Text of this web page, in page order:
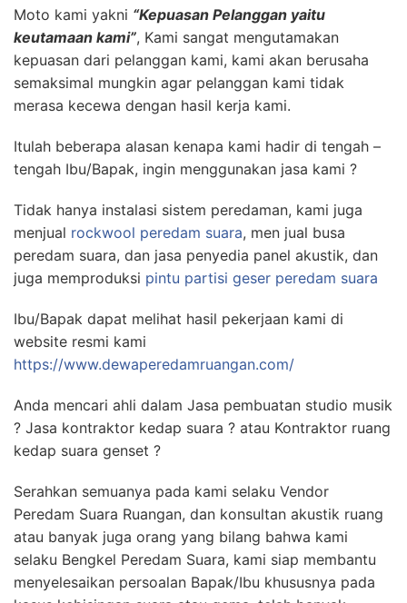
Moto kami yakni “Kepuasan Pelanggan yaitu
keutamaan kami”, Kami sangat mengutamakan
kepuasan dari pelanggan kami, kami akan berusaha
semaksimal mungkin agar pelanggan kami tidak
merasa kecewa dengan hasil kerja kami.
Itulah beberapa alasan kenapa kami hadir di tengah –
tengah Ibu/Bapak, ingin menggunakan jasa kami ?
Tidak hanya instalasi sistem peredaman, kami juga
menjual rockwool peredam suara, men jual busa
peredam suara, dan jasa penyedia panel akustik, dan
juga memproduksi pintu partisi geser peredam suara
Ibu/Bapak dapat melihat hasil pekerjaan kami di
website resmi kami
https://www.dewaperedamruangan.com/
Anda mencari ahli dalam Jasa pembuatan studio musik
? Jasa kontraktor kedap suara ? atau Kontraktor ruang
kedap suara genset ?
Serahkan semuanya pada kami selaku Vendor
Peredam Suara Ruangan, dan konsultan akustik ruang
atau banyak juga orang yang bilang bahwa kami
selaku Bengkel Peredam Suara, kami siap membantu
menyelesaikan persoalan Bapak/Ibu khususnya pada